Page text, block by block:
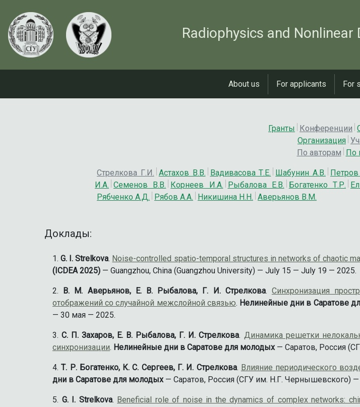
Radiophysics and
About us For applicants For
Гранты Конференции
Организация
По авторам
По
Стрелкова Г.И. Астахов В.В. Вадивасова Т.Е. Шабунин А.В.
И.А. Семенов В.В. Корнеев И.А. Рыбалова Е.В. Богатенко Т.Р.
Рябченко А.Д.
Рябов А.А. Никишина Н.Н. Аверьянов В.М.
Доклады:
G. I. Strelkova. Noise-controlled spatio-temporal structures in networks of chaotic
(ICDEA 2025) — Guangzhou, China (Guangzhou University) — July 15 — July 19 — 2025.
В. М. Аверьянов, Е. В. Рыбалова, Г. И. Стрелкова. Синхронизация
отображений со случайной межслойной связью. Нелинейные дни в Саратове
— 30 мая — 2025.
С. П. Захаров, Е. В. Рыбалова, Г. И. Стрелкова. Динамика решетки
синхронизации. Нелинейные дни в Саратове для молодых— Саратов, Россия
Т. Р. Богатенко, К. С. Сергеев, Г. И. Стрелкова. Влияние периодического
дни в Саратове для молодых— Саратов, Россия (СГУ им. Н.Г. Чернышевского)
G. I. Strelkova. Beneficial role of noise in the dynamics of complex networks: